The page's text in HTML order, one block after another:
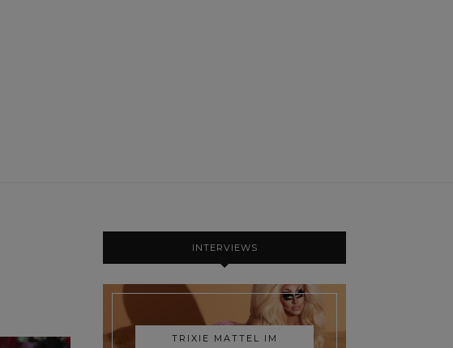
INTERVIEWS
TRIXIE MATTEL IM